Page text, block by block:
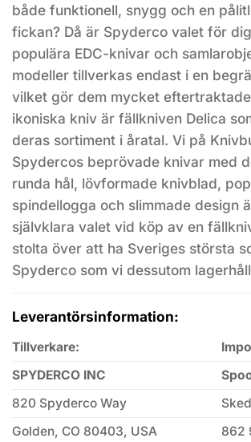
både funktionell, snygg och en
fickan? Då är Spyderco valet för
populära EDC-knivar och
modeller tillverkas endast i en
vilket gör dem mycket
ikoniska kniv är fällkniven Delica
deras sortiment i åratal. Vi på
Spydercos beprövade knivar med
runda hål, lövformade knivblad,
spindellogga och slimmade design
självklara valet vid köp av en
stolta över att ha Sveriges största
Spyderco som vi dessutom
Leverantörsinformation:
Tillverkare:
SPYDERCO INC
820 Spyderco Way
Golden, CO 80403, USA
862